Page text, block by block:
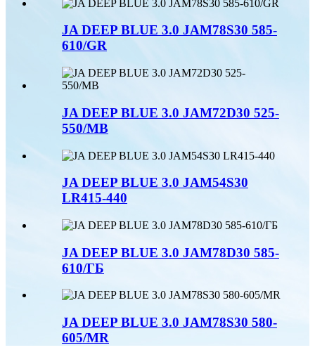
JA DEEP BLUE 3.0 JAM78S30 585-
610/GR
JA DEEP BLUE 3.0 JAM72D30 525-
550/MB
JA DEEP BLUE 3.0 JAM54S30
LR415-440
JA DEEP BLUE 3.0 JAM78D30 585-
610/ГБ
JA DEEP BLUE 3.0 JAM78S30 580-
605/MR